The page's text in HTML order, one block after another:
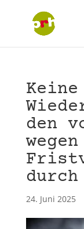
Keine
den
wegen
24. Juni 2025